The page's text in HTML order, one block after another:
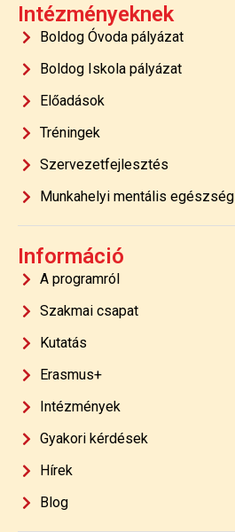
Intézményeknek
Boldog Óvoda pályázat
Boldog Iskola pályázat
Előadások
Tréningek
Szervezetfejlesztés
Munkahelyi mentális egészség
Információ
A programról
Szakmai csapat
Kutatás
Erasmus+
Intézmények
Gyakori kérdések
Hírek
Blog